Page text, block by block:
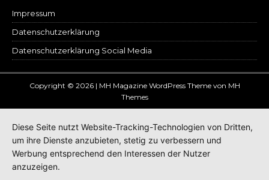
Impressum
Datenschutz­erklärung
Datenschutzerklärung Social Media
Copyright © 2026 | MH Magazine WordPress Theme von MH
Themes
Diese Seite nutzt Website-Tracking-Technologien von Dritten,
um ihre Dienste anzubieten, stetig zu verbessern und
Werbung entsprechend den Interessen der Nutzer
anzuzeigen.